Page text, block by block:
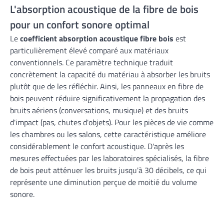
L'absorption acoustique de la fibre de bois
pour un confort sonore optimal
Lecoefficient absorption acoustique fibre bois est
particulièrement élevé comparé aux matériaux
conventionnels. Ce paramètre technique traduit
concrètement la capacité du matériau à absorber les bruits
plutôt que de les réfléchir. Ainsi, les panneaux en fibre de
bois peuvent réduire significativement la propagation des
bruits aériens (conversations, musique) et des bruits
d'impact (pas, chutes d'objets). Pour les pièces de vie comme
les chambres ou les salons, cette caractéristique améliore
considérablement le confort acoustique. D'après les
mesures effectuées par les laboratoires spécialisés, la fibre
de bois peut atténuer les bruits jusqu'à 30 décibels, ce qui
représente une diminution perçue de moitié du volume
sonore.